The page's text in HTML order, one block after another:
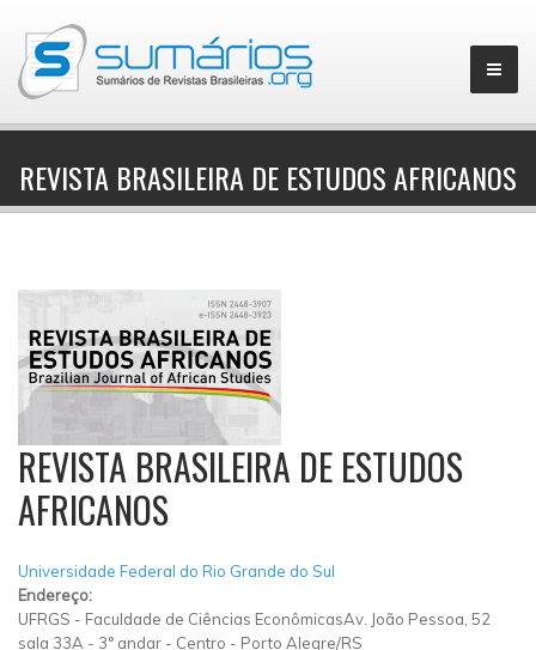
▼
REVISTA BRASILEIRA DE ESTUDOS AFRICANOS
REVISTA BRASILEIRA DE ESTUDOS
AFRICANOS
Universidade Federal do Rio Grande do Sul
Endereço:
UFRGS - Faculdade de Ciências EconômicasAv. João Pessoa, 52
sala 33A - 3° andar - Centro - Porto Alegre/RS